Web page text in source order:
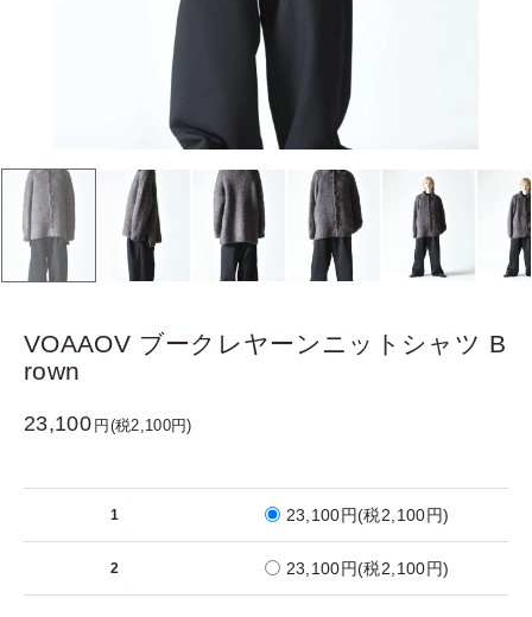
VOAAOV ブークレヤーンニットシャツ B
rown
23,100 円(税2,100円)
1 23,100円(税2,100円)
2 23,100円(税2,100円)